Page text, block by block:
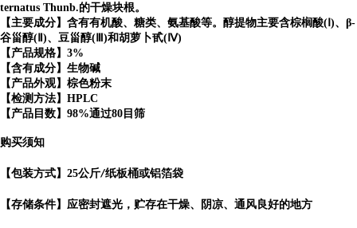
ternatus Thunb.的干燥块根。
【主要成分】含有有机酸、糖类、氨基酸等。醇提物主要含棕榈酸(Ⅰ)、β-
谷甾醇(Ⅱ)、豆甾醇(Ⅲ)和胡萝卜甙(Ⅳ)
【产品规格】3%
【含有成分】生物碱
【产品外观】棕色粉末
【检测方法】HPLC
【产品目数】98%通过80目筛
购买须知
【包装方式】 25公斤/纸板桶或铝箔袋
【存储条件】应密封遮光，贮存在干燥、阴凉、通风良好的地方